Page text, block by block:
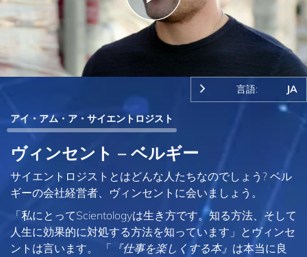
Play
Video
言語: JA
アイ・アム・ア・サイエントロジスト
ヴィンセント – ベルギー
サイエントロジストとはどんな人たちなのでしょう? ベル
ギーの会社経営者、ヴィンセントに会いましょう。
「私にとってScientologyは生き方です。知る方法、そして
人生に効果的に対処する方法を知っています」とヴィンセ
ントは言います。 「 『仕事を楽しくする本』 は本当に良